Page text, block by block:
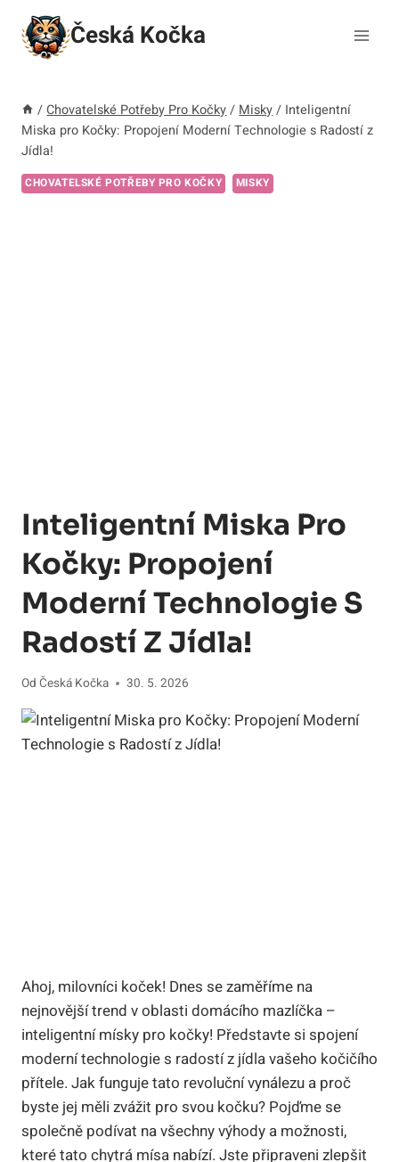
Přeskočit
obsah
Česká Kočka
/ Chovatelské Potřeby Pro Kočky / Misky / Inteligentní
Miska pro Kočky: Propojení Moderní Technologie s Radostí z
Jídla!
CHOVATELSKÉ POTŘEBY PRO KOČKY MISKY
Inteligentní Miska Pro
Kočky: Propojení
Moderní Technologie S
Radostí Z Jídla!
Od Česká Kočka 30. 5. 2026
Ahoj, milovníci koček! Dnes se zaměříme na
nejnovější trend v oblasti domácího mazlíčka –
inteligentní mísky pro kočky! Představte si spojení
moderní technologie s radostí z jídla vašeho kočičího
přítele. Jak funguje tato revoluční vynálezu a proč
byste jej měli zvážit pro svou kočku? Pojďme se
společně podívat na všechny výhody a možnosti,
které tato chytrá mísa nabízí. Jste připraveni zlepšit